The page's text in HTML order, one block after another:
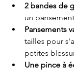
2 bandes de
un
Pansements
tailles pour
petites
Une pince à